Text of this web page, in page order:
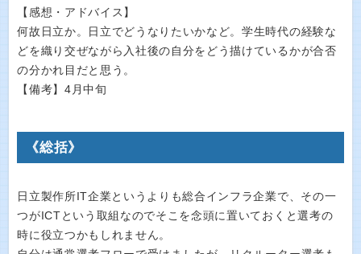
【感想・アドバイス】
何故日立か。日立でどうなりたいかなど。学生時代の経験な
どを織り交ぜながら入社後の自分をどう描けているかが合否
の分かれ目だと思う。
【備考】4月中旬
《総括》
日立製作所IT企業というよりも総合インフラ企業で、その一
つがICTという取組なのでそこを念頭に置いておくと選考の
時に役立つかもしれません。